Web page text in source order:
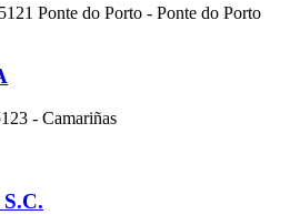
Ponte do Porto - Ponte do Porto
- Camariñas